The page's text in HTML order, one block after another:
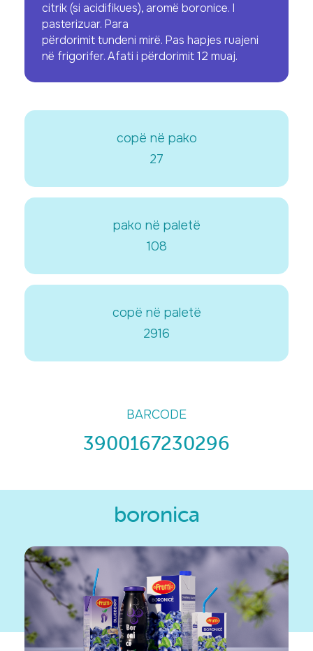
citrik (si acidifikues), aromë boronice. I
pasterizuar. Para
përdorimit tundeni mirë. Pas hapjes ruajeni
në frigorifer. Afati i përdorimit 12 muaj.
copë në pako
27
pako në paletë
108
copë në paletë
2916
BARCODE
3900167230296
boronica